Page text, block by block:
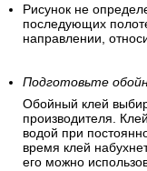
Рисунок не
последующих
направлении,
Подготовьте
Обойный клей
производителя.
водой при
время клей
его можно